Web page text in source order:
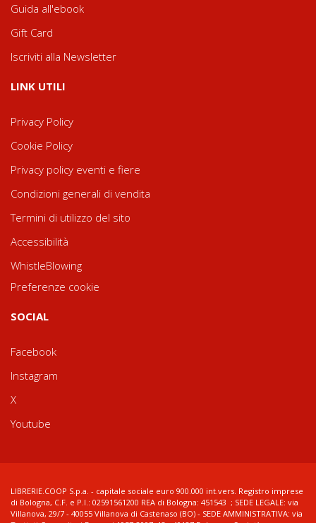
Guida all'ebook
Gift Card
Iscriviti alla Newsletter
LINK UTILI
Privacy Policy
Cookie Policy
Privacy policy eventi e fiere
Condizioni generali di vendita
Termini di utilizzo del sito
Accessibilità
WhistleBlowing
Preferenze cookie
SOCIAL
Facebook
Instagram
X
Youtube
LIBRERIE.COOP S.p.a. - capitale sociale euro 900.000 int.vers. Registro imprese
di Bologna, C.F. e P.I.: 02591561200 REA di Bologna: 451543 ; SEDE LEGALE: via
Villanova, 29/7 - 40055 Villanova di Castenaso (BO) - SEDE AMMINISTRATIVA: via